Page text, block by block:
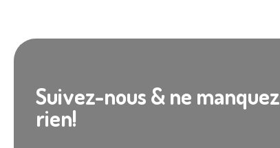
Suivez-nous & ne manquez
rien!